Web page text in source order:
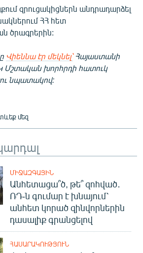
զրուցակիցներն անդրադարձել
ՀՀ հետ
ծրագրերին:
Վիեննա էր մեկնել՝Հայաստանի
խորհրդի հատուկ
նպատակով:
մեզ
ՄԻՋԱԶԳԱՅԻՆ
Անհետացա՞ծ, թե՞ զոհված․
ՌԴ-ն գումար է խնայում՝
անհետ կորած զինվորներին
դասալիք գրանցելով
ՀԱՍԱՐԱԿՈՒԹՅՈՒՆ